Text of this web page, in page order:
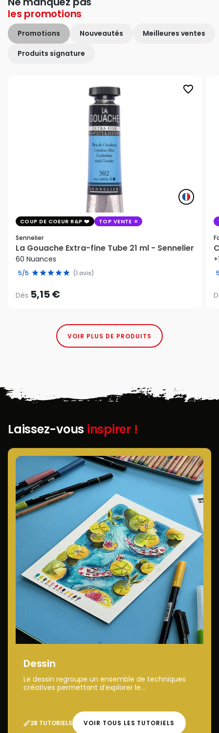
les promotions
Promotions Nouveautés Meilleures ventes
Produits signature
favorite_border
COUP DE COEUR R&P TOP VENTE
Sennelier
La Gouache Extra-fine Tube 21 ml - Sennelier
60 Nuances
5/5 (1 avis)
Dès 5,15 €
VOIR PLUS DE PRODUITS
Laissez-vous inspirer !
Dessin
Le dessin regroupe un ensemble de techniques
créatives permettant d’explorer le...
28 TUTORIELS VOIR TOUS LES TUTORIELS